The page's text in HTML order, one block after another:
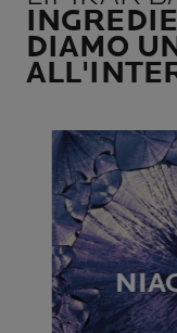
DIAMO